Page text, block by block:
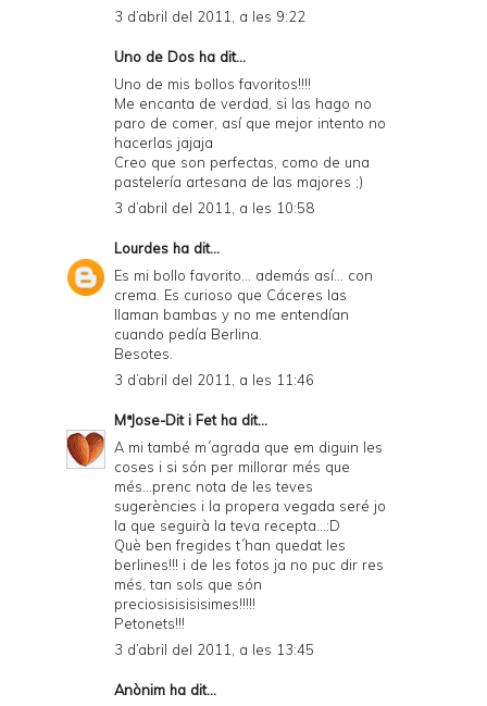
3 d’abril del 2011, a les 9:22
Uno de Dos ha dit...
Uno de mis bollos favoritos!!!!
Me encanta de verdad, si las hago no
paro de comer, así que mejor intento no
hacerlas jajaja
Creo que son perfectas, como de una
pastelería artesana de las majores ;)
3 d’abril del 2011, a les 10:58
Lourdes ha dit...
Es mi bollo favorito... además así... con
crema. Es curioso que Cáceres las
llaman bambas y no me entendían
cuando pedía Berlina.
Besotes.
3 d’abril del 2011, a les 11:46
MªJose-Dit i Fetha dit...
A mi també m´agrada que em diguin les
coses i si són per millorar més que
més...prenc nota de les teves
sugerències i la propera vegada seré jo
la que seguirà la teva recepta...:D
Què ben fregides t´han quedat les
berlines!!! i de les fotos ja no puc dir res
més, tan sols que són
preciosisisisisimes!!!!!
Petonets!!!
3 d’abril del 2011, a les 13:45
Anònim ha dit...